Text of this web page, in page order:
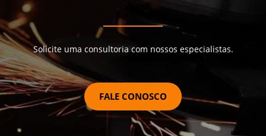
Solicite uma consultoria com nossos especialistas.
FALE CONOSCO